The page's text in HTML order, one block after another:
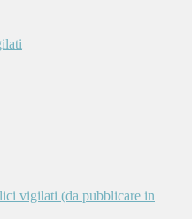
vigilati (da pubblicare in